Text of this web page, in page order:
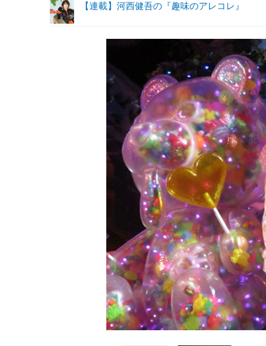
【連載】河西健吾の『趣味のアレコレ』